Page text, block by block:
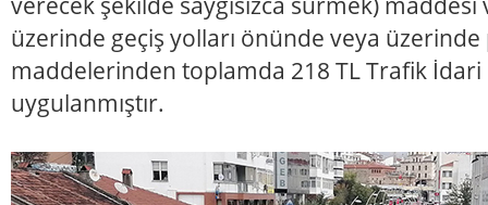
üzerinde geçiş yolları önünde veya
maddelerinden toplamda 218 TL Trafik İdari
uygulanmıştır.